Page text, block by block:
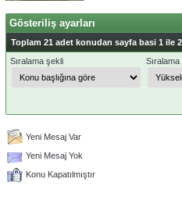
Gösteriliş ayarları
Toplam 21 adet konudan sayfa basi 1 ile
Sıralama şekli
Yeni Mesaj Var
Yeni Mesaj Yok
Konu Kapatılmıştır